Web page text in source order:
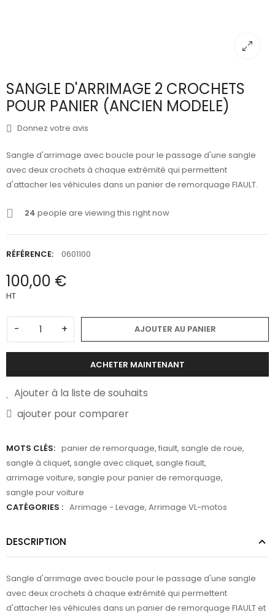
SANGLE D'ARRIMAGE 2 CROCHETS
POUR PANIER (ANCIEN MODELE)
Donnez votre avis
Sangle d'arrimage avec boucle pour le passage d'une sangle
avec deux crochets à chaque extrémité qui permettent
d'attacher les véhicules dans un panier de remorquage FIAULT.
24 people are viewing this right now
RÉFÉRENCE: 0601100
100,00 €
HT
- + AJOUTER AU PANIER
ACHETER MAINTENANT
Ajouter à la liste de souhaits
ajouter pour comparer
MOTS CLÉS: panier de remorquage, fiault, sangle de roue,
sangle à cliquet, sangle avec cliquet, sangle fiault,
arrimage voiture, sangle pour panier de remorquage,
sangle pour voiture
CATÉGORIES : Arrimage - Levage, Arrimage VL-motos
DESCRIPTION
Sangle d'arrimage avec boucle pour le passage d'une sangle
avec deux crochets à chaque extrémité qui permettent
d'attacher les véhicules dans un panier de remorquage FIAULT et